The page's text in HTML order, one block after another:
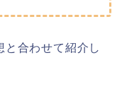
合わせて紹介し